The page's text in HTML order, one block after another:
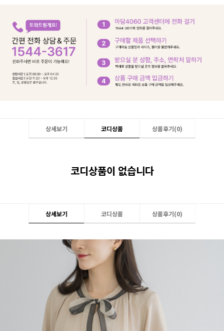
상세보기 코디상품 상품후기(0)
코디상품이 없습니다
상세보기 코디상품 상품후기(0)